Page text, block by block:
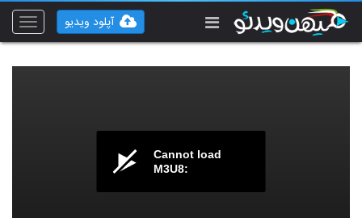
Toggle
آپلود ویدیو
Cannot load
M3U8: